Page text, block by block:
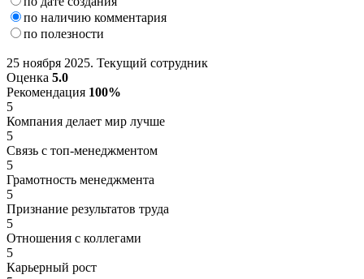
по наличию комментария
по полезности
25 ноября 2025. Текущий сотрудник
Оценка 5.0
Рекомендация 100%
5
Компания делает мир лучше
5
Связь с топ-менеджментом
5
Грамотность менеджмента
5
Признание результатов труда
5
Отношения с коллегами
5
Карьерный рост